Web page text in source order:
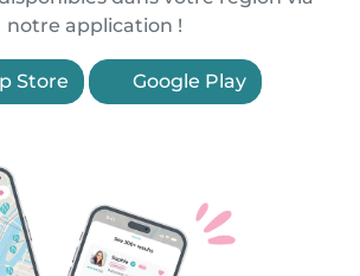
notre application !
Store Google Play